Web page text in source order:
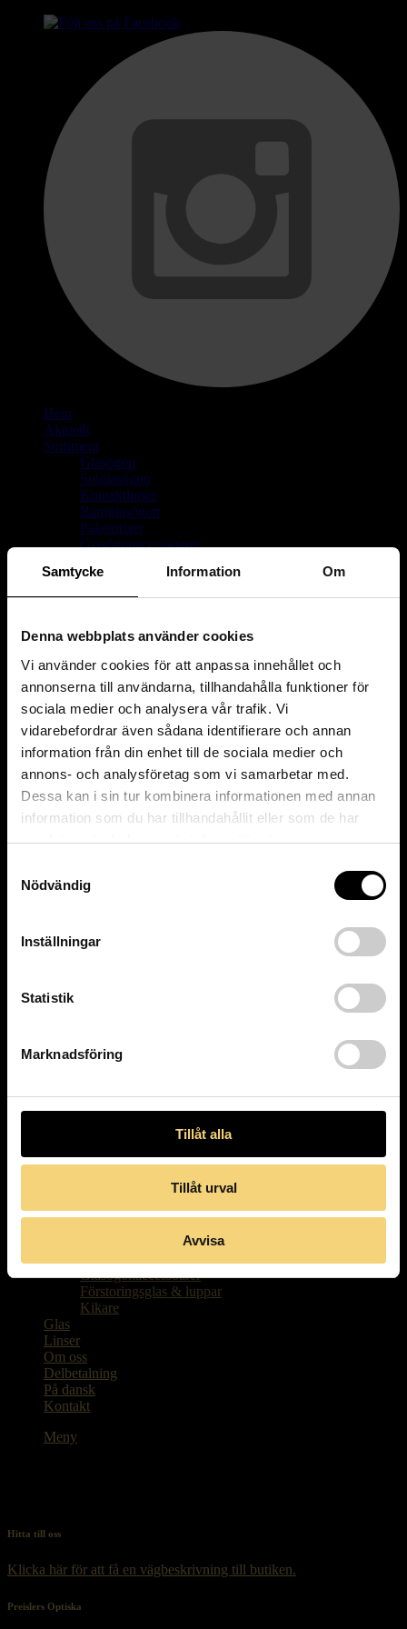
Samtycke Information Om
Denna webbplats använder cookies
Vi använder cookies för att anpassa innehållet och
annonserna till användarna, tillhandahålla funktioner för
sociala medier och analysera vår trafik. Vi
vidarebefordrar även sådana identifierare och annan
information från din enhet till de sociala medier och
annons- och analysföretag som vi samarbetar med.
Dessa kan i sin tur kombinera informationen med annan
information som du har tillhandahållit eller som de har
samlat in när du har använt deras tjänster.
Nödvändig
Inställningar
Statistik
Marknadsföring
Tillåt alla
Tillåt urval
Avvisa
Hem
Aktuellt
Sortiment
Glasögon
Solglasögon
Kontaktlinser
Barnglasögon
Paketpriser
Glasögonaccessoarer
Förstoringsglas & luppar
Visa undersidor
Om oss
Delbetalning
På dansk
Kontakt
Aktuellt
Solglasögon
Glasögonaccessoarer
Förstoringsglas & luppar
Kikare
Glas
Linser
Om oss
Delbetalning
På dansk
Kontakt
Meny
Hitta till oss
Klicka här för att få en vägbeskrivning till butiken.
Preislers Optiska